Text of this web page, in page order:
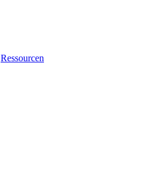
Ressourcen